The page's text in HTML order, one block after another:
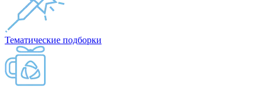
Тематические подборки